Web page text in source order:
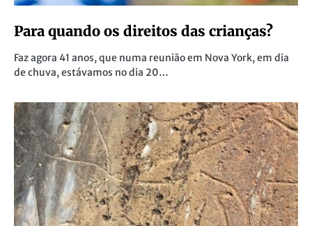
Para quando os direitos das crianças?
Faz agora 41 anos, que numa reunião em Nova York, em dia
de chuva, estávamos no dia 20…